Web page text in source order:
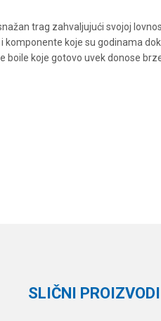
trag zahvaljujući svojoj
koje su godinama
boile koje gotovo uvek donose
SLIČNI PROIZVODI